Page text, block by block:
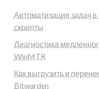
Автоматизация задач
скрипты
Диагностика
WinMTR
Как выгрузить и
Bitwarden